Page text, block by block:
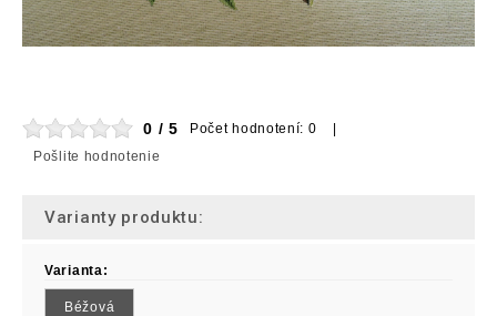
0 / 5
Počet hodnotení: 0 |
Pošlite hodnotenie
Varianty produktu:
Varianta:
Béžová